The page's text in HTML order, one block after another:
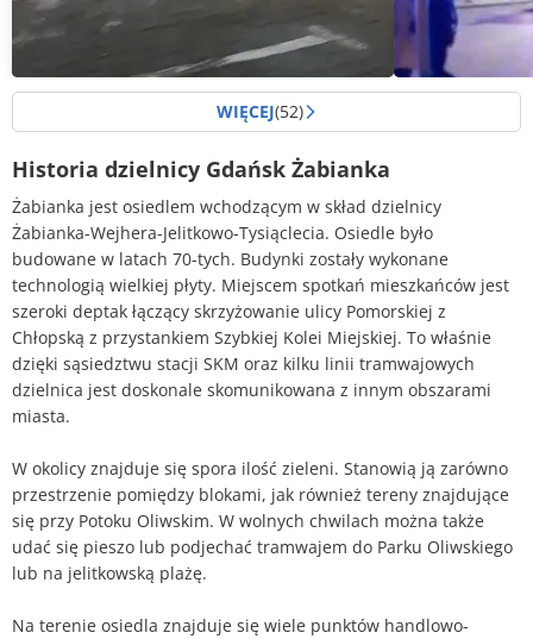
Tony piasku na Rivierę(10)
WIĘCEJ(52)
Historia dzielnicy Gdańsk Żabianka
Żabianka jest osiedlem wchodzącym w skład dzielnicy
Żabianka-Wejhera-Jelitkowo-Tysiąclecia. Osiedle było
budowane w latach 70-tych. Budynki zostały wykonane
technologią wielkiej płyty. Miejscem spotkań mieszkańców jest
szeroki deptak łączący skrzyżowanie ulicy Pomorskiej z
Chłopską z przystankiem Szybkiej Kolei Miejskiej. To właśnie
dzięki sąsiedztwu stacji SKM oraz kilku linii tramwajowych
dzielnica jest doskonale skomunikowana z innym obszarami
miasta.
W okolicy znajduje się spora ilość zieleni. Stanowią ją zarówno
przestrzenie pomiędzy blokami, jak również tereny znajdujące
się przy Potoku Oliwskim. W wolnych chwilach można także
udać się pieszo lub podjechać tramwajem do Parku Oliwskiego
lub na jelitkowską plażę.
Na terenie osiedla znajduje się wiele punktów handlowo-